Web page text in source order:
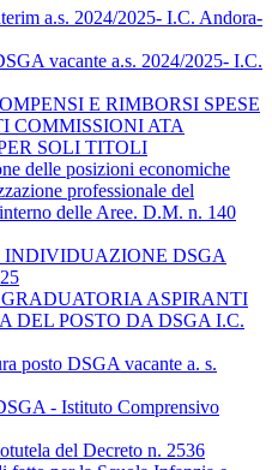
a.s. 2024/2025- I.C. Andora-
vacante a.s. 2024/2025- I.C.
E RIMBORSI SPESE
COMMISSIONI ATA
SOLI TITOLI
delle posizioni economiche
professionale del
delle Aree. D.M. n. 140
INDIVIDUAZIONE DSGA
ASPIRANTI
DEL POSTO DA DSGA I.C.
posto DSGA vacante a. s.
- Istituto Comprensivo
del Decreto n. 2536